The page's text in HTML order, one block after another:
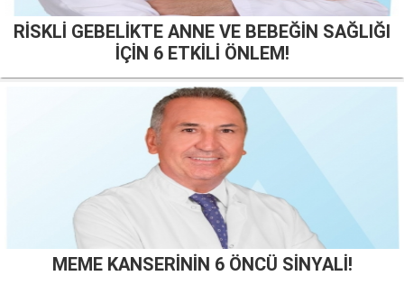
RİSKLİ GEBELİKTE ANNE VE BEBEĞİN SAĞLIĞI
İÇİN 6 ETKİLİ ÖNLEM!
MEME KANSERİNİN 6 ÖNCÜ SİNYALİ!